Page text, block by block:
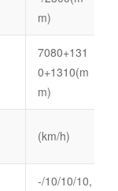
m)
7080+131
0+1310(m
m)
(km/h)
-/10/10/10,